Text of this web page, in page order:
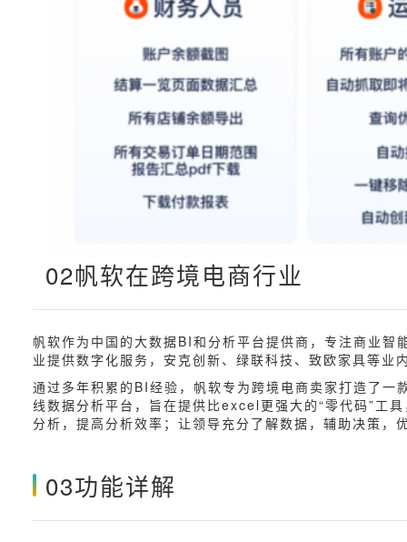
02帆软在跨境电商行业
帆软作为中国的大数据BI和分析平台提供商，专注商业
业提供数字化服务，安克创新、绿联科技、致欧家具等业
通过多年积累的BI经验，帆软专为跨境电商卖家打造了
线数据分析平台，旨在提供比excel更强大的“零代码”工
分析，提高分析效率；让领导充分了解数据，辅助决策，
03功能详解